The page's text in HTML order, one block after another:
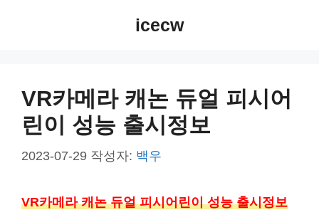
icecw
VR카메라 캐논 듀얼 피시어
린이 성능 출시정보
2023-07-29 작성자: 백우
VR카메라 캐논 듀얼 피시어린이 성능 출시정보